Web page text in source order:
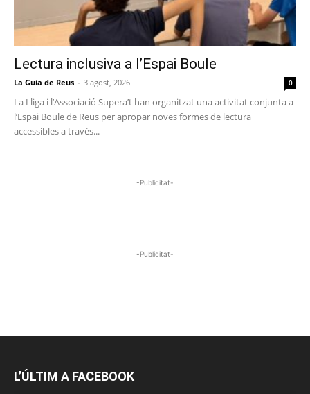
Lectura inclusiva a l’Espai Boule
La Guia de Reus - 3 agost, 2026 0
La Lliga i l’Associació Supera’t han organitzat una activitat conjunta a
l’Espai Boule de Reus per apropar noves formes de lectura
accessibles a través...
-Publicitat-
-Publicitat-
L’ÚLTIM A FACEBOOK